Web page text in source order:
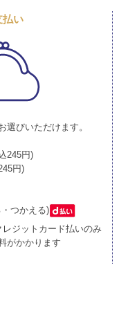
払い
選びいただけます。
245円)
円)
つかえる)
ジットカード払いのみ
がかかります